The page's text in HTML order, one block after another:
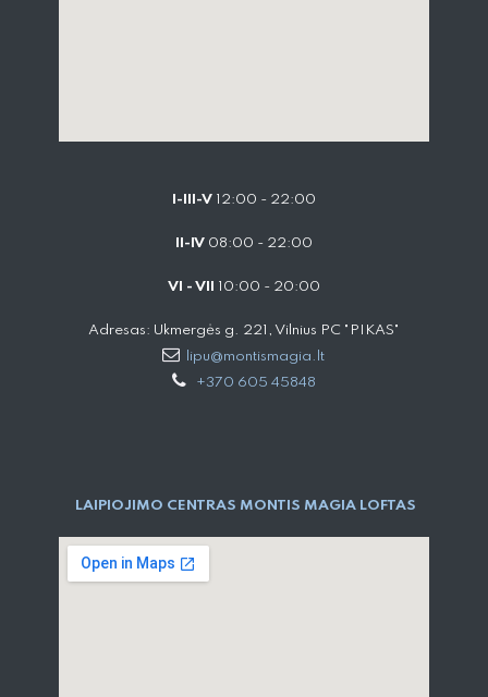
I-III-V 12:00 - 22:00
II-IV 08:00 - 22:00
VI - VII 10:00 - 20:00
Adresas: Ukmergės g. 221, Vilnius PC "PIKAS"
lipu@montismagia.lt
+370 605 45848
LAIPIOJIMO CENTRAS MONTIS MAGIA LOFTAS